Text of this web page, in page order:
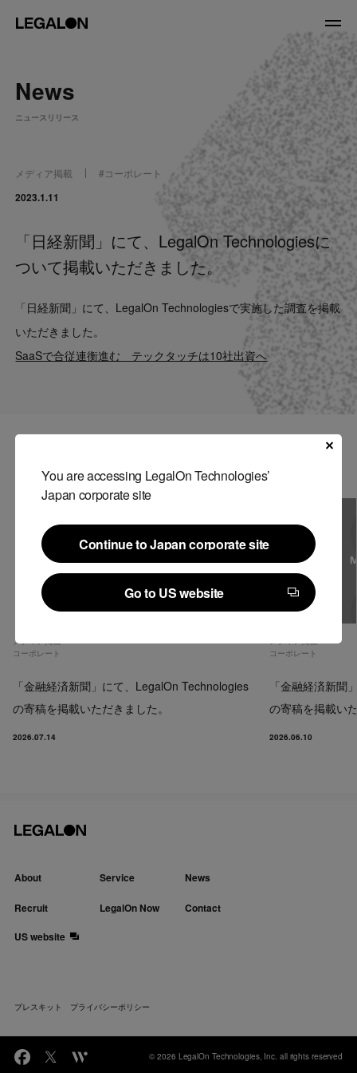
About
役員紹介
Service
News
LegalOn Now
You are accessing LegalOn Technologies’
Japan corporate site
Continue to Japan corporate site
Continue to Japan corporate site
Go to US website
Go to US website
News
ニュースリリース
メディア掲載 #コーポレート
2023.1.11
「日経新聞」にて、LegalOn Technologiesに
ついて掲載いただきました。
「日経新聞」にて、LegalOn Technologiesで実施した調査を掲載
いただきました。
SaaSで合従連衡進む テックタッチは10社出資へ
メディア掲載
コーポレート
「金融経済新聞」にて、LegalOn Technologies
の寄稿を掲載いただきました。
2026.07.14
コーポレート
「金融経済新聞
の寄稿を掲載い
2026.06.10
About Service News
Recruit LegalOn Now
Contact
US website
プレスキット プライバシーポリシー
© 2026 LegalOn Technologies, Inc. all rights reserved